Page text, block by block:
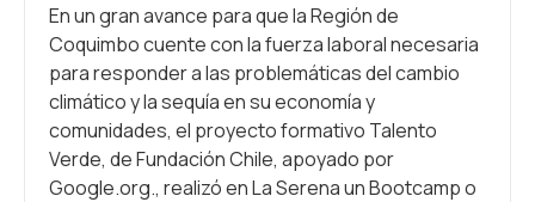
En un gran avance para que la Región de
Coquimbo cuente con la fuerza laboral necesaria
para responder a las problemáticas del cambio
climático y la sequía en su economía y
comunidades, el proyecto formativo Talento
Verde, de Fundación Chile, apoyado por
Google.org., realizó en La Serena un Bootcamp o